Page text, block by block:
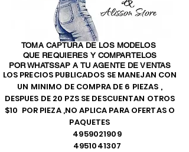
LOS PRECIOS PUBLICADOS SE MANEJAN CON
UN MINIMO DE COMPRA DE 6 PIEZAS ,
DESPUES DE 20 PZS SE DESCUENTAN OTROS
$10 POR PIEZA ,NO APLICA PARA OFERTAS O
PAQUETES
4959021909
4951041307
TOMA CAPTURA DE LOS MODELOS
QUE REQUIERES Y COMPARTELOS
POR WHATSSAP A TU AGENTE DE VENTAS